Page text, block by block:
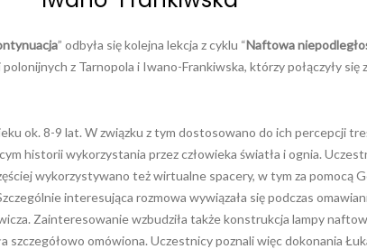
” odbyła się kolejna lekcja z cyklu “Naftowa
z Tarnopola i Iwano-Frankiwska, którzy połączyły się
ok. 8-9 lat. W związku z tym dostosowano do ich percepcji
historii wykorzystania przez człowieka światła i ognia.
wykorzystywano też wirtualne spacery, w tym za pomocą
interesująca rozmowa wywiązała się podczas
Zainteresowanie wzbudziła także konstrukcja lampy
omówiona. Uczestnicy poznali więc dokonania